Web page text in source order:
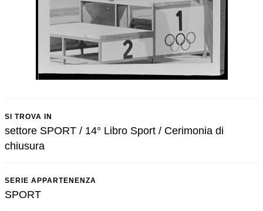
SI TROVA IN
settore SPORT / 14° Libro Sport / Cerimonia di
chiusura
SERIE APPARTENENZA
SPORT